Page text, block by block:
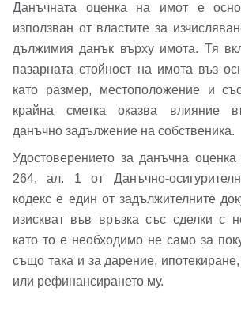
или използвай профил
Вход с Facebook
Данъчната оценка на имот е
използван от властите за
дължимия данък върху имота. Тя
пазарната стойност на имота въз
като размер, местоположение и
крайна сметка оказва влияние
данъчно задължение на собственика.
Удостоверението за данъчна
264, ал. 1 от Данъчно-
кодекс е един от задължителните
изискват във връзка със сделки с
като то е необходимо не само за
също така и за дарение,
или рефинансирането му.
Заяви оглед